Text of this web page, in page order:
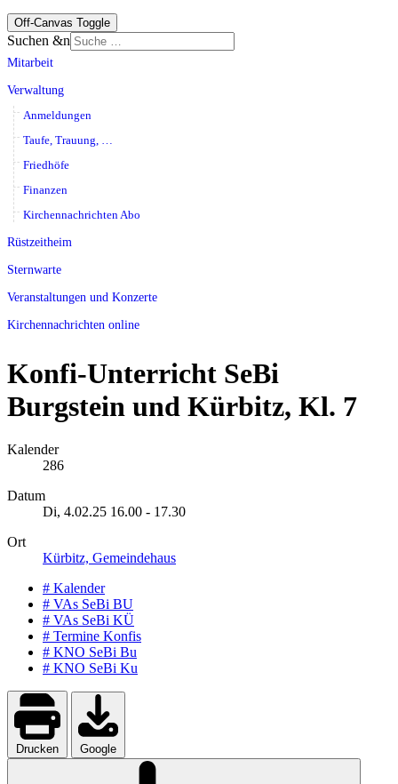
Off-Canvas Toggle
Suchen &n
Mitarbeit
Verwaltung
Anmeldungen
Taufe, Trauung, …
Friedhöfe
Finanzen
Kirchennachrichten Abo
Rüstzeitheim
Sternwarte
Veranstaltungen und Konzerte
Kirchennachrichten online
Konfi-Unterricht SeBi
Burgstein und Kürbitz, Kl. 7
Kalender
286
Datum
Di, 4.02.25 16.00 - 17.30
Ort
Kürbitz, Gemeindehaus
# Kalender
# VAs SeBi BU
# VAs SeBi KÜ
# Termine Konfis
# KNO SeBi Bu
# KNO SeBi Ku
Drucken Google